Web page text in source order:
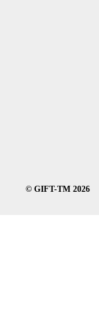
© GIFT-TM 2026